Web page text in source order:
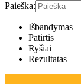
Paieška:
Išbandymas
Patirtis
Ryšiai
Rezultatas